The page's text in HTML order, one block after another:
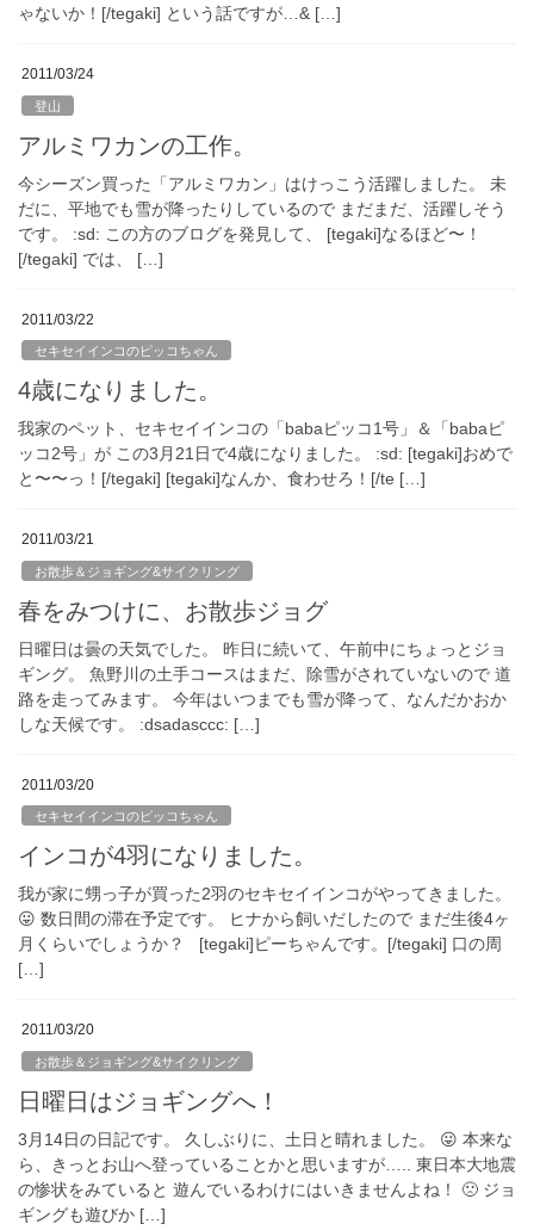
ゃないか！[/tegaki] という話ですが…& […]
2011/03/24
登山
アルミワカンの工作。
今シーズン買った「アルミワカン」はけっこう活躍しました。 未
だに、平地でも雪が降ったりしているので まだまだ、活躍しそう
です。 :sd: この方のブログを発見して、 [tegaki]なるほど〜！
[/tegaki] では、 […]
2011/03/22
セキセイインコのピッコちゃん
4歳になりました。
我家のペット、セキセイインコの「babaピッコ1号」＆「babaピ
ッコ2号」が この3月21日で4歳になりました。 :sd: [tegaki]おめで
と〜〜っ！[/tegaki] [tegaki]なんか、食わせろ！[/te […]
2011/03/21
お散歩＆ジョギング&サイクリング
春をみつけに、お散歩ジョグ
日曜日は曇の天気でした。 昨日に続いて、午前中にちょっとジョ
ギング。 魚野川の土手コースはまだ、除雪がされていないので 道
路を走ってみます。 今年はいつまでも雪が降って、なんだかおか
しな天候です。 :dsadasccc: […]
2011/03/20
セキセイインコのピッコちゃん
インコが4羽になりました。
我が家に甥っ子が買った2羽のセキセイインコがやってきました。
😛 数日間の滞在予定です。 ヒナから飼いだしたので まだ生後4ヶ
月くらいでしょうか？ [tegaki]ピーちゃんです。[/tegaki] 口の周
[…]
2011/03/20
お散歩＆ジョギング&サイクリング
日曜日はジョギングへ！
3月14日の日記です。 久しぶりに、土日と晴れました。 😛 本来な
ら、きっとお山へ登っていることかと思いますが….. 東日本大地震
の惨状をみていると 遊んでいるわけにはいきませんよね！ 🙁 ジョ
ギングも遊びか […]